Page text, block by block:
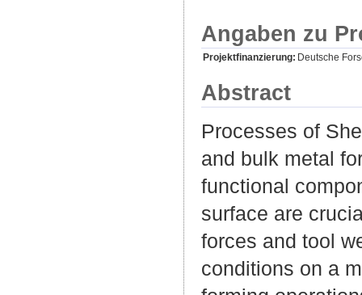
Angaben zu
Projektfinanzierung: Deutsche
Abstract
Processes of
and bulk metal
functional
surface are
forces and tool
conditions on a